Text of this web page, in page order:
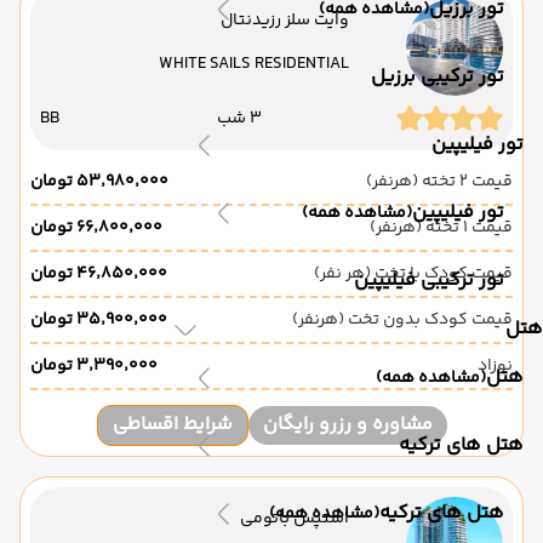
تور برزیل(مشاهده همه)
تور ترکیبی برزیل
تور فیلیپین
تور فیلیپین(مشاهده همه)
تور ترکیبی فیلیپین
هتل
هتل(مشاهده همه)
هتل های ترکیه
هتل های ترکیه(مشاهده همه)
وایت سلز رزیدنتال
WHITE SAILS RESIDENTIAL
3 شب BB
قیمت 2 تخته (هرنفر)
۵۳٬۹۸۰٬۰۰۰ تومان
قیمت 1 تخته (هرنفر)
۶۶٬۸۰۰٬۰۰۰ تومان
قیمت کودک با تخت (هر نفر)
۴۶٬۸۵۰٬۰۰۰ تومان
قیمت کودک بدون تخت (هرنفر)
۳۵٬۹۰۰٬۰۰۰ تومان
نوزاد
۳٬۳۹۰٬۰۰۰ تومان
مشاوره و رزرو رایگان شرایط اقساطی
استپس باتومی